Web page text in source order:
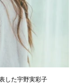
した宇野実彩子